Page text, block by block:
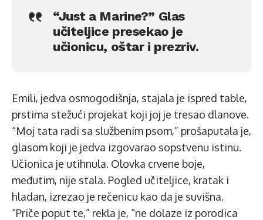
“Just a Marine?” Glas
učiteljice presekao je
učionicu, oštar i prezriv.
Emili, jedva osmogodišnja, stajala je ispred table,
prstima stežući projekat koji joj je tresao dlanove.
“Moj tata radi sa službenim psom,” prošaputala je,
glasom koji je jedva izgovarao sopstvenu istinu.
Učionica je utihnula. Olovka crvene boje,
međutim, nije stala. Pogled učiteljice, kratak i
hladan, izrezao je rečenicu kao da je suvišna.
“Priče poput te,” rekla je, “ne dolaze iz porodica